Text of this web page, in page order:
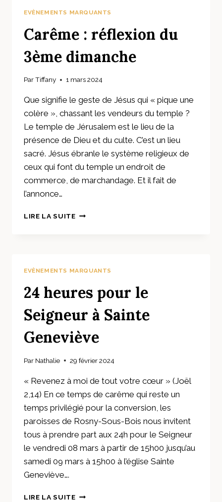
EVÈNEMENTS MARQUANTS
Carême : réflexion du
3ème dimanche
ParTiffany 1 mars 2024
Que signifie le geste de Jésus qui « pique une
colère », chassant les vendeurs du temple ?
Le temple de Jérusalem est le lieu de la
présence de Dieu et du culte. C’est un lieu
sacré. Jésus ébranle le système religieux de
ceux qui font du temple un endroit de
commerce, de marchandage. Et il fait de
l’annonce…
LIRE LA SUITECARÊME
EVÈNEMENTS MARQUANTS
24 heures pour le
Seigneur à Sainte
Geneviève
Par Nathalie 29 février 2024
« Revenez à moi de tout votre cœur » (Joël
2,14) En ce temps de carême qui reste un
temps privilégié pour la conversion, les
paroisses de Rosny-Sous-Bois nous invitent
tous à prendre part aux 24h pour le Seigneur
le vendredi 08 mars à partir de 15h00 jusqu’au
samedi 09 mars à 15h00 à l’église Sainte
Geneviève….
LIRE LA SUITE24